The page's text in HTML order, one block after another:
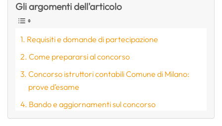
Gli argomenti dell'articolo
Requisiti e domande di partecipazione
Come prepararsi al concorso
Concorso istruttori contabili Comune di Milano:
prove d’esame
Bando e aggiornamenti sul concorso